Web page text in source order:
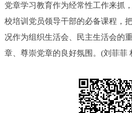
党章学习教育作为经常性工作来抓
校培训党员领导干部的必备课程，
况作为组织生活会、民主生活会的
章、尊崇党章的良好氛围。(刘菲菲